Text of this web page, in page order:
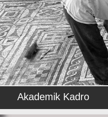
Akademik Kadro